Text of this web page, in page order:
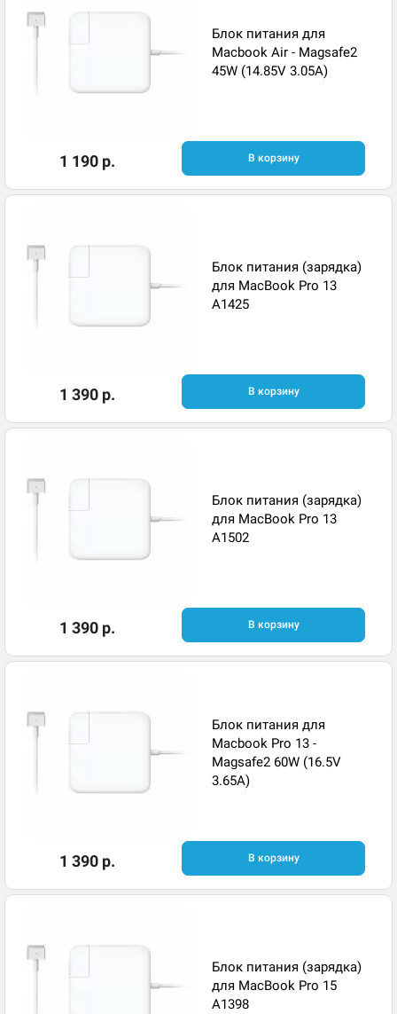
Блок питания для
Macbook Air - Magsafe2
45W (14.85V 3.05A)
1 190 р. В корзину
Блок питания (зарядка)
для MacBook Pro 13
A1425
1 390 р. В корзину
Блок питания (зарядка)
для MacBook Pro 13
A1502
1 390 р. В корзину
Блок питания для
Macbook Pro 13 -
Magsafe2 60W (16.5V
3.65A)
1 390 р. В корзину
Блок питания (зарядка)
для MacBook Pro 15
A1398